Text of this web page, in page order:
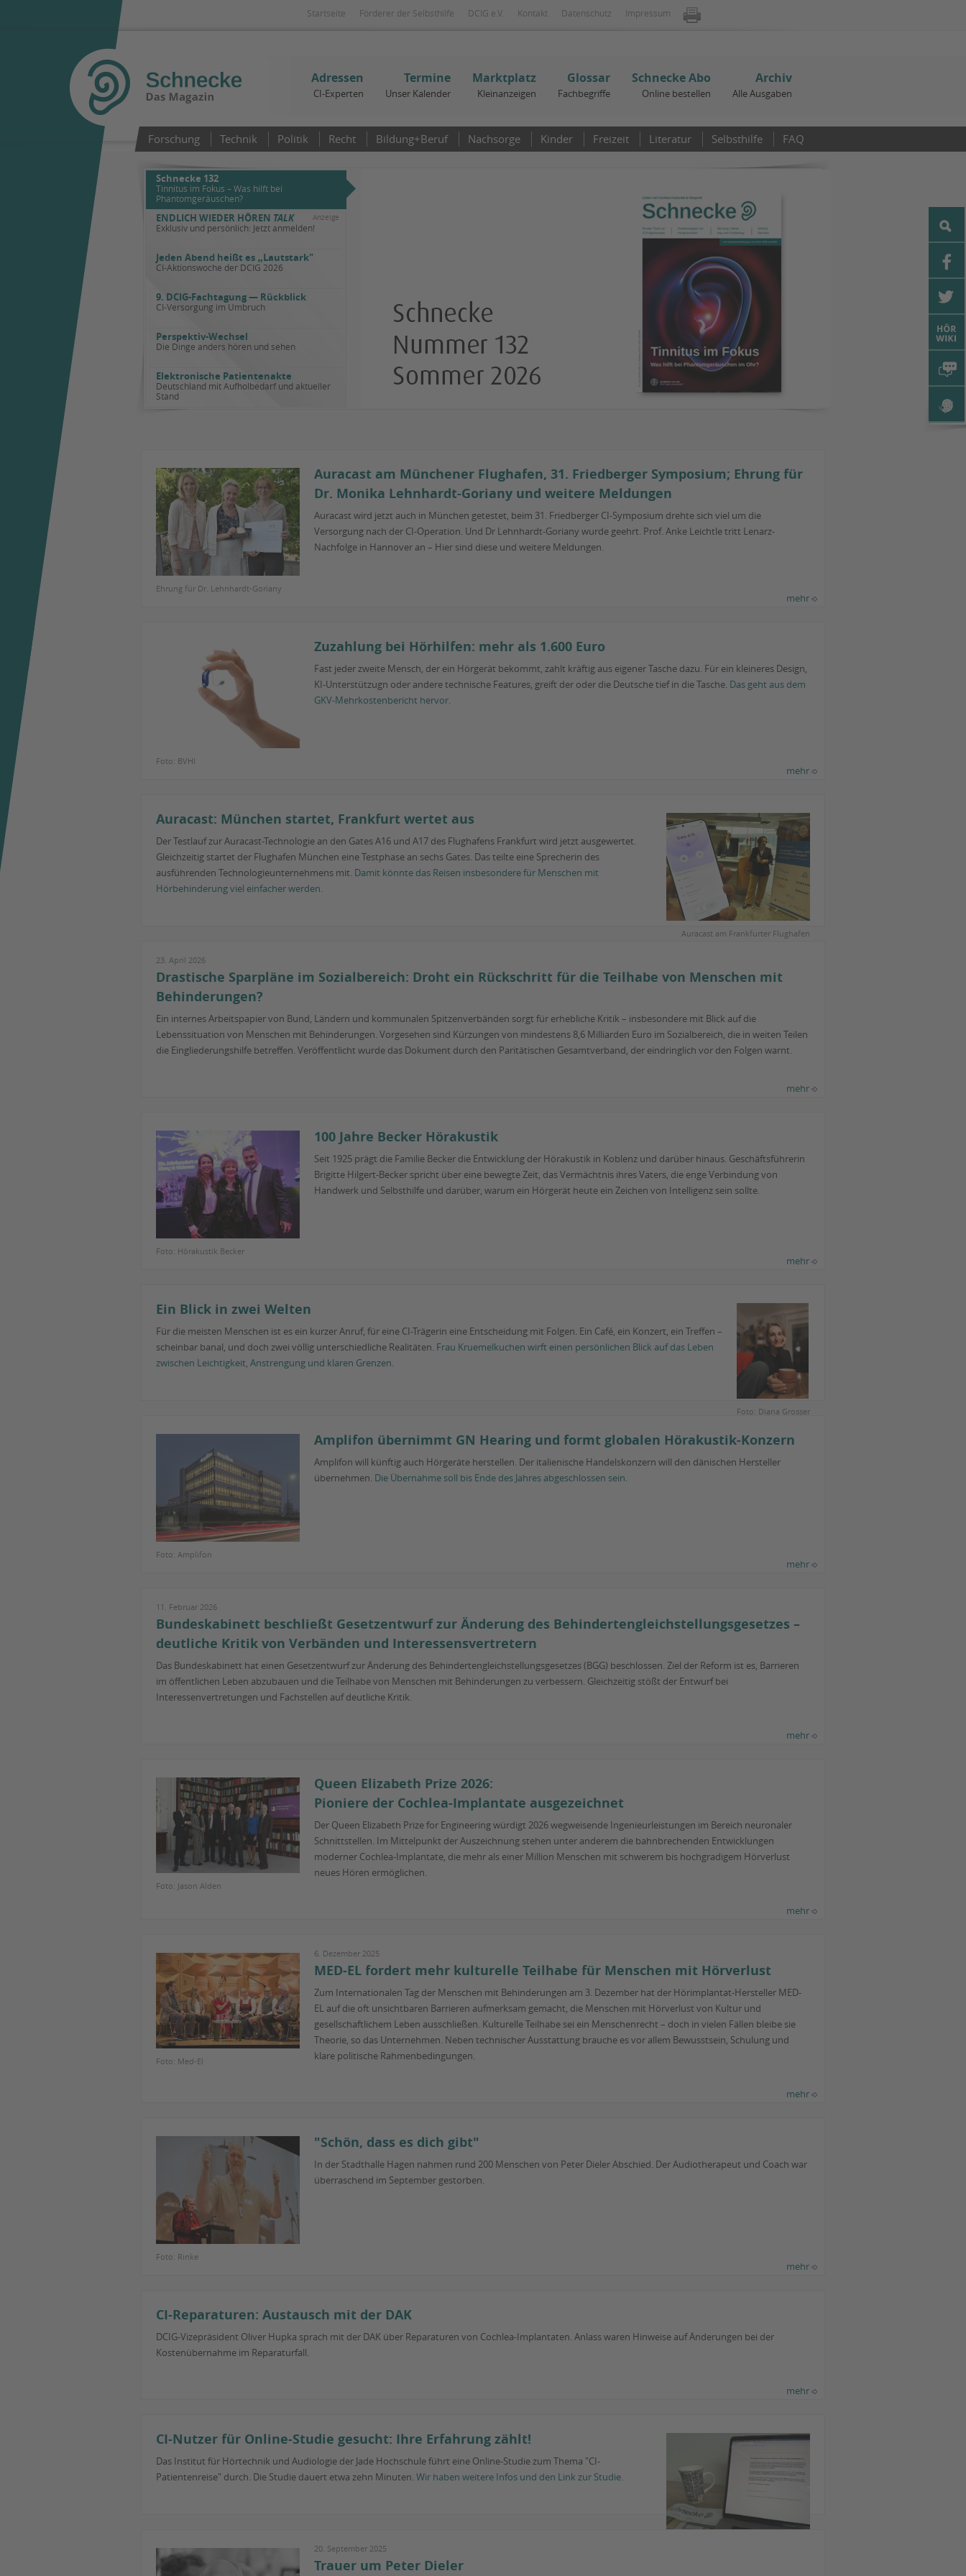
Startseite Förderer der Selbsthilfe DCIG e.V. Kontakt Datenschutz Impressum
Adressen
CI-Experten
Termine
Unser Kalender
Marktplatz
Kleinanzeigen
Glossar
Fachbegriffe
Schnecke Abo
Online bestellen
Archiv
Alle Ausgaben
Forschung Technik Politik Recht Bildung+Beruf Nachsorge Kinder Freizeit Literatur Selbsthilfe FAQ
Schnecke 132
Tinnitus im Fokus – Was hilft bei
Phantomgeräuschen?
Anzeige
ENDLICH WIEDER HÖREN TALK
Exklusiv und persönlich: Jetzt anmelden!
Jeden Abend heißt es „Lautstark"
CI-Aktionswoche der DCIG 2026
9. DCIG-Fachtagung — Rückblick
CI-Versorgung im Umbruch
Perspektiv-Wechsel
Die Dinge anders hören und sehen
Elektronische Patientenakte
Deutschland mit Aufholbedarf und aktueller
Stand
Ehrung für Dr. Lehnhardt-Goriany
Auracast am Münchener Flughafen, 31. Friedberger Symposium; Ehrung für
Dr. Monika Lehnhardt-Goriany und weitere Meldungen
Auracast wird jetzt auch in München getestet, beim 31. Friedberger CI-Symposium drehte sich viel um die
Versorgung nach der CI-Operation. Und Dr Lehnhardt-Goriany wurde geehrt. Prof. Anke Leichtle tritt Lenarz-
Nachfolge in Hannover an – Hier sind diese und weitere Meldungen.
mehr
Foto: BVHI
Zuzahlung bei Hörhilfen: mehr als 1.600 Euro
Fast jeder zweite Mensch, der ein Hörgerät bekommt, zahlt kräftig aus eigener Tasche dazu. Für ein kleineres Design,
KI-Unterstützugn oder andere technische Features, greift der oder die Deutsche tief in die Tasche. Das geht aus dem
GKV-Mehrkostenbericht hervor.
mehr
Auracast am Frankfurter Flughafen
Auracast: München startet, Frankfurt wertet aus
Der Testlauf zur Auracast-Technologie an den Gates A16 und A17 des Flughafens Frankfurt wird jetzt ausgewertet.
Gleichzeitig startet der Flughafen München eine Testphase an sechs Gates. Das teilte eine Sprecherin des
ausführenden Technologieunternehmens mit. Damit könnte das Reisen insbesondere für Menschen mit
Hörbehinderung viel einfacher werden.
23. April 2026
Drastische Sparpläne im Sozialbereich: Droht ein Rückschritt für die Teilhabe von Menschen mit
Behinderungen?
Ein internes Arbeitspapier von Bund, Ländern und kommunalen Spitzenverbänden sorgt für erhebliche Kritik – insbesondere mit Blick auf die
Lebenssituation von Menschen mit Behinderungen. Vorgesehen sind Kürzungen von mindestens 8,6 Milliarden Euro im Sozialbereich, die in weiten Teilen
die Eingliederungshilfe betreffen. Veröffentlicht wurde das Dokument durch den Paritätischen Gesamtverband, der eindringlich vor den Folgen warnt.
mehr
Foto: Hörakustik Becker
100 Jahre Becker Hörakustik
Seit 1925 prägt die Familie Becker die Entwicklung der Hörakustik in Koblenz und darüber hinaus. Geschäftsführerin
Brigitte Hilgert-Becker spricht über eine bewegte Zeit, das Vermächtnis ihres Vaters, die enge Verbindung von
Handwerk und Selbsthilfe und darüber, warum ein Hörgerät heute ein Zeichen von Intelligenz sein sollte.
mehr
Foto: Diana Grosser
Ein Blick in zwei Welten
Für die meisten Menschen ist es ein kurzer Anruf, für eine CI-Trägerin eine Entscheidung mit Folgen. Ein Café, ein Konzert, ein Treffen –
scheinbar banal, und doch zwei völlig unterschiedliche Realitäten. Frau Kruemelkuchen wirft einen persönlichen Blick auf das Leben
zwischen Leichtigkeit, Anstrengung und klaren Grenzen.
Foto: Amplifon
Amplifon übernimmt GN Hearing und formt globalen Hörakustik-Konzern
Amplifon will künftig auch Hörgeräte herstellen. Der italienische Handelskonzern will den dänischen Hersteller
übernehmen. Die Übernahme soll bis Ende des Jahres abgeschlossen sein.
mehr
11. Februar 2026
Bundeskabinett beschließt Gesetzentwurf zur Änderung des Behindertengleichstellungsgesetzes –
deutliche Kritik von Verbänden und Interessensvertretern
Das Bundeskabinett hat einen Gesetzentwurf zur Änderung des Behindertengleichstellungsgesetzes (BGG) beschlossen. Ziel der Reform ist es, Barrieren
im öffentlichen Leben abzubauen und die Teilhabe von Menschen mit Behinderungen zu verbessern. Gleichzeitig stößt der Entwurf bei
Interessenvertretungen und Fachstellen auf deutliche Kritik.
mehr
Foto: Jason Alden
Queen Elizabeth Prize 2026:
Pioniere der Cochlea-Implantate ausgezeichnet
Der Queen Elizabeth Prize for Engineering würdigt 2026 wegweisende Ingenieurleistungen im Bereich neuronaler
Schnittstellen. Im Mittelpunkt der Auszeichnung stehen unter anderem die bahnbrechenden Entwicklungen
moderner Cochlea-Implantate, die mehr als einer Million Menschen mit schwerem bis hochgradigem Hörverlust
neues Hören ermöglichen.
mehr
Foto: Med-El
6. Dezember 2025
MED-EL fordert mehr kulturelle Teilhabe für Menschen mit Hörverlust
Zum Internationalen Tag der Menschen mit Behinderungen am 3. Dezember hat der Hörimplantat-Hersteller MED-
EL auf die oft unsichtbaren Barrieren aufmerksam gemacht, die Menschen mit Hörverlust von Kultur und
gesellschaftlichem Leben ausschließen. Kulturelle Teilhabe sei ein Menschenrecht – doch in vielen Fällen bleibe sie
Theorie, so das Unternehmen. Neben technischer Ausstattung brauche es vor allem Bewusstsein, Schulung und
klare politische Rahmenbedingungen.
mehr
Foto: Rinke
"Schön, dass es dich gibt"
In der Stadthalle Hagen nahmen rund 200 Menschen von Peter Dieler Abschied. Der Audiotherapeut und Coach war
überraschend im September gestorben.
mehr
CI-Reparaturen: Austausch mit der DAK
DCIG-Vizepräsident Oliver Hupka sprach mit der DAK über Reparaturen von Cochlea-Implantaten. Anlass waren Hinweise auf Änderungen bei der
Kostenübernahme im Reparaturfall.
mehr
CI-Nutzer für Online-Studie gesucht: Ihre Erfahrung zählt!
Das Institut für Hörtechnik und Audiologie der Jade Hochschule führt eine Online-Studie zum Thema "CI-
Patientenreise" durch. Die Studie dauert etwa zehn Minuten. Wir haben weitere Infos und den Link zur Studie.
20. September 2025
Trauer um Peter Dieler